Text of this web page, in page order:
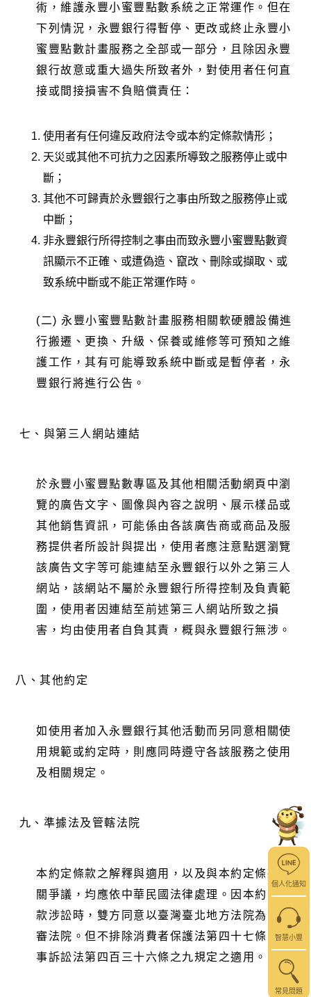
個人化通知
智慧小豐
常見問題
術，維護永豐小蜜豐點數系統之正常運作。但在
下列情況，永豐銀行得暫停、更改或終止永豐小
蜜豐點數計畫服務之全部或一部分，且除因永豐
銀行故意或重大過失所致者外，對使用者任何直
接或間接損害不負賠償責任：
使用者有任何違反政府法令或本約定條款情形；
天災或其他不可抗力之因素所導致之服務停止或中
斷；
其他不可歸責於永豐銀行之事由所致之服務停止或
中斷；
非永豐銀行所得控制之事由而致永豐小蜜豐點數資
訊顯示不正確、或遭偽造、竄改、刪除或擷取、或
致系統中斷或不能正常運作時。
(二) 永豐小蜜豐點數計畫服務相關軟硬體設備進
行搬遷、更換、升級、保養或維修等可預知之維
護工作，其有可能導致系統中斷或是暫停者，永
豐銀行將進行公告。
七、 與第三人網站連結
於永豐小蜜豐點數專區及其他相關活動網頁中瀏
覽的廣告文字、圖像與內容之說明、展示樣品或
其他銷售資訊，可能係由各該廣告商或商品及服
務提供者所設計與提出，使用者應注意點選瀏覽
該廣告文字等可能連結至永豐銀行以外之第三人
網站，該網站不屬於永豐銀行所得控制及負責範
圍，使用者因連結至前述第三人網站所致之損
害，均由使用者自負其責，概與永豐銀行無涉。
八、其他約定
如使用者加入永豐銀行其他活動而另同意相關使
用規範或約定時，則應同時遵守各該服務之使用
及相關規定。
九、 準據法及管轄法院
本約定條款之解釋與適用，以及與本約定條款有
關爭議，均應依中華民國法律處理。因本約定條
款涉訟時，雙方同意以臺灣臺北地方法院為第一
審法院。但不排除消費者保護法第四十七條或民
事訴訟法第四百三十六條之九規定之適用。